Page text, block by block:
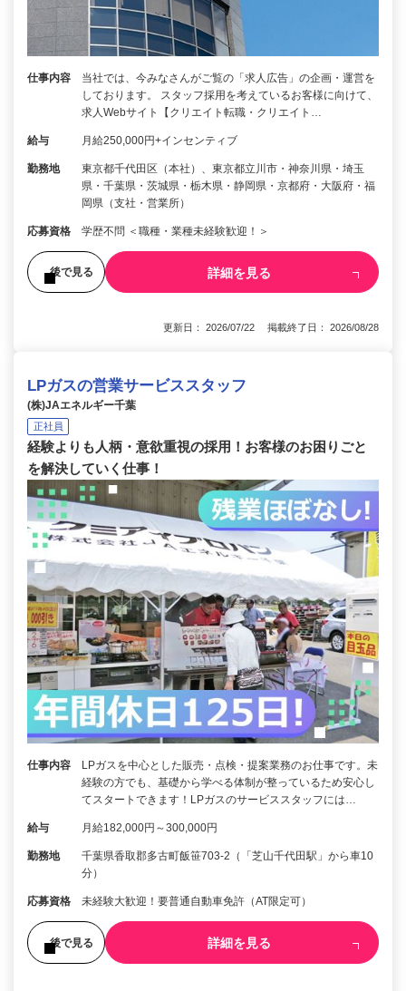
仕事内容
当社では、今みなさんがご覧の「求人広告」の企画・運営を
しております。 スタッフ採用を考えているお客様に向けて、
求人Webサイト【クリエイト転職・クリエイト…
給与 月給250,000円+インセンティブ
勤務地
東京都千代田区（本社）、東京都立川市・神奈川県・埼玉
県・千葉県・茨城県・栃木県・静岡県・京都府・大阪府・福
岡県（支社・営業所）
応募資格 学歴不問 ＜職種・業種未経験歓迎！＞
後で見る 詳細を見る
更新日： 2026/07/22 掲載終了日： 2026/08/28
LPガスの営業サービススタッフ
(株)JAエネルギー千葉
正社員
経験よりも人柄・意欲重視の採用！お客様のお困りごと
を解決していく仕事！
仕事内容
LPガスを中心とした販売・点検・提案業務のお仕事です。未
経験の方でも、基礎から学べる体制が整っているため安心し
てスタートできます！LPガスのサービススタッフには…
給与 月給182,000円～300,000円
勤務地
千葉県香取郡多古町飯笹703-2（「芝山千代田駅」から車10
分）
応募資格 未経験大歓迎！要普通自動車免許（AT限定可）
後で見る 詳細を見る